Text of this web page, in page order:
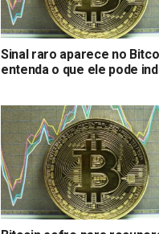
Sinal raro aparece no
entenda o que ele pode